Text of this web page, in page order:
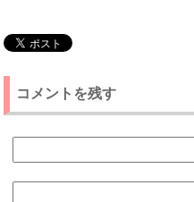
コメントを残す